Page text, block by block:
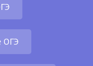
ОГЭ